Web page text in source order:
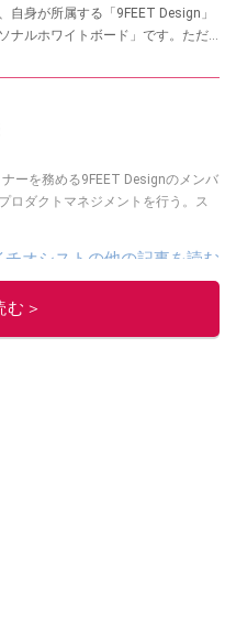
身が所属する「9FEET Design」
ナルホワイトボード」です。ただ
ーを務める9FEET Designのメンバ
ロダクトマネジメントを行う。ス
チオシストの他の記事を読む
む＞